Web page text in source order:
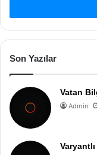
Son Yazılar
Vatan
Admin